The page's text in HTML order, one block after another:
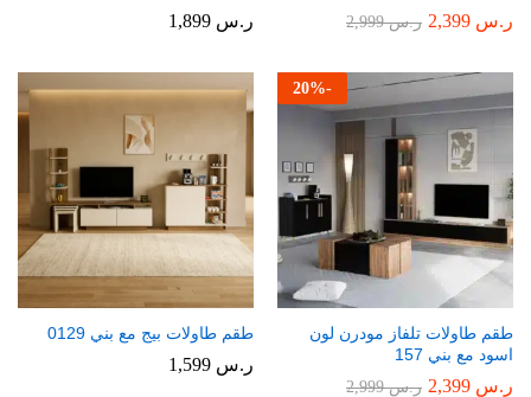
ر.س ر.س2,999 ر.س
-
20%
طقم طاولات تلفاز مودرن لون
اسود مع بني 157
ر.س ر.س2,999
طقم طاولات بيج مع بني 0129
ر.س